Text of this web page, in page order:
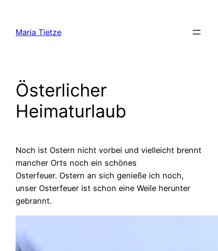
springen
Maria Tietze
Österlicher
Heimaturlaub
Noch ist Ostern nicht vorbei und vielleicht brennt
mancher Orts noch ein schönes
Osterfeuer. Ostern an sich genieße ich noch,
unser Osterfeuer ist schon eine Weile herunter
gebrannt.